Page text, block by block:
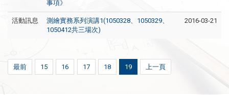
事項》
活動訊息
​測繪實務系列演講1(1050328、1050329、
1050412共三場次)
2016-03-21
最前 15 16 17 18 19 上一頁